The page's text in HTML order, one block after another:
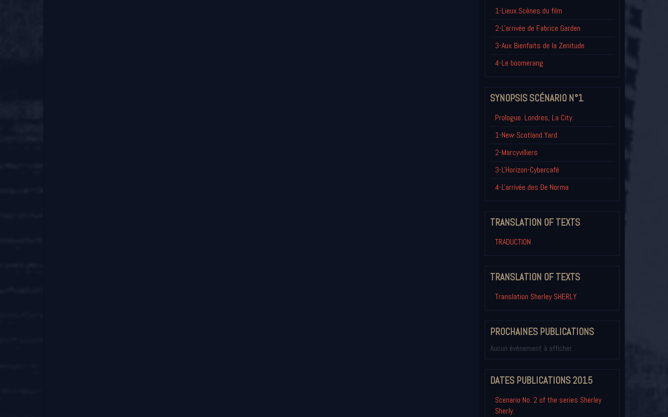
1-Lieux.Scènes du film
2-L'arrivée de Fabrice Garden
3-Aux Bienfaits de la Zenitude
4-Le boomerang
SYNOPSIS SCÉNARIO N°1
Prologue. Londres, La City.
1-New Scotland Yard
2-Marcyvilliers
3-L'Horizon-Cybercafé
4-L'arrivée des De Norma
TRANSLATION OF TEXTS
TRADUCTION
TRANSLATION OF TEXTS
Translation Sherley SHERLY
PROCHAINES PUBLICATIONS
Aucun évènement à afficher.
DATES PUBLICATIONS 2015
Scenario No. 2 of the series Sherley
Sherly.